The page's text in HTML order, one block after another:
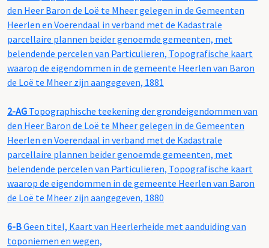
den Heer Baron de Loë te Mheer gelegen in de Gemeenten
Heerlen en Voerendaal in verband met de Kadastrale
parcellaire plannen beider genoemde gemeenten, met
belendende percelen van Particulieren, Topografische kaart
waarop de eigendommen in de gemeente Heerlen van Baron
de Loë te Mheer zijn aangegeven, 1881
2-AG Topographische teekening der grondeigendommen van
den Heer Baron de Loë te Mheer gelegen in de Gemeenten
Heerlen en Voerendaal in verband met de Kadastrale
parcellaire plannen beider genoemde gemeenten, met
belendende percelen van Particulieren, Topografische kaart
waarop de eigendommen in de gemeente Heerlen van Baron
de Loë te Mheer zijn aangegeven, 1880
6-BGeen titel, Kaart van Heerlerheide met aanduiding van
toponiemen en wegen,